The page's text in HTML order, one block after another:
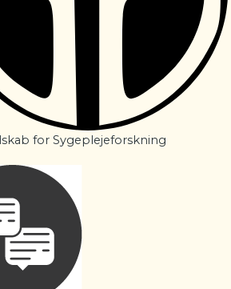
for Sygeplejeforskning